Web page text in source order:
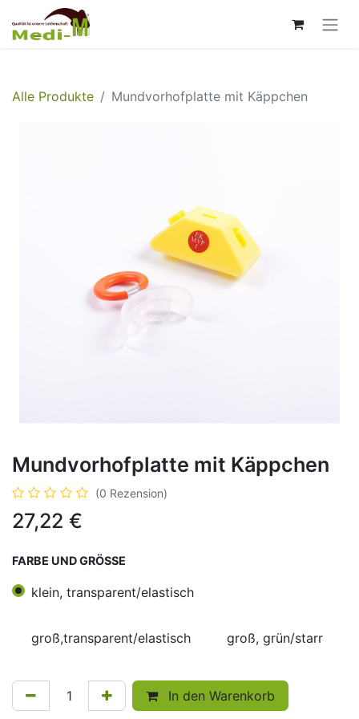
Alle Produkte Mundvorhofplatte mit Käppchen
Mundvorhofplatte mit Käppchen
(0 Rezension)
27,22 €
FARBE UND GRÖSSE
klein, transparent/elastisch
groß,transparent/elastisch groß, grün/starr
In den Warenkorb